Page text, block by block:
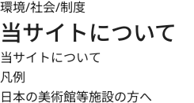
環境/社会/制度
当サイトについて
当サイトについて
凡例
日本の美術館等施設の方へ